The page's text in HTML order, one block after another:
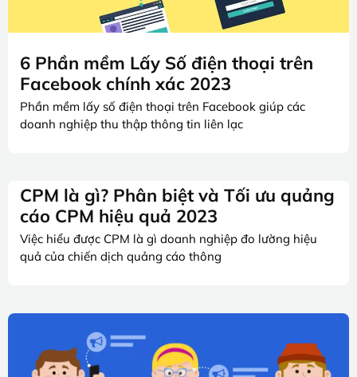
6 Phần mềm Lấy Số điện thoại trên
Facebook chính xác 2023
Phần mềm lấy số điện thoại trên Facebook giúp các
doanh nghiệp thu thập thông tin liên lạc
CPM là gì? Phân biệt và Tối ưu quảng
cáo CPM hiệu quả 2023
Việc hiểu được CPM là gì doanh nghiệp đo lường hiệu
quả của chiến dịch quảng cáo thông